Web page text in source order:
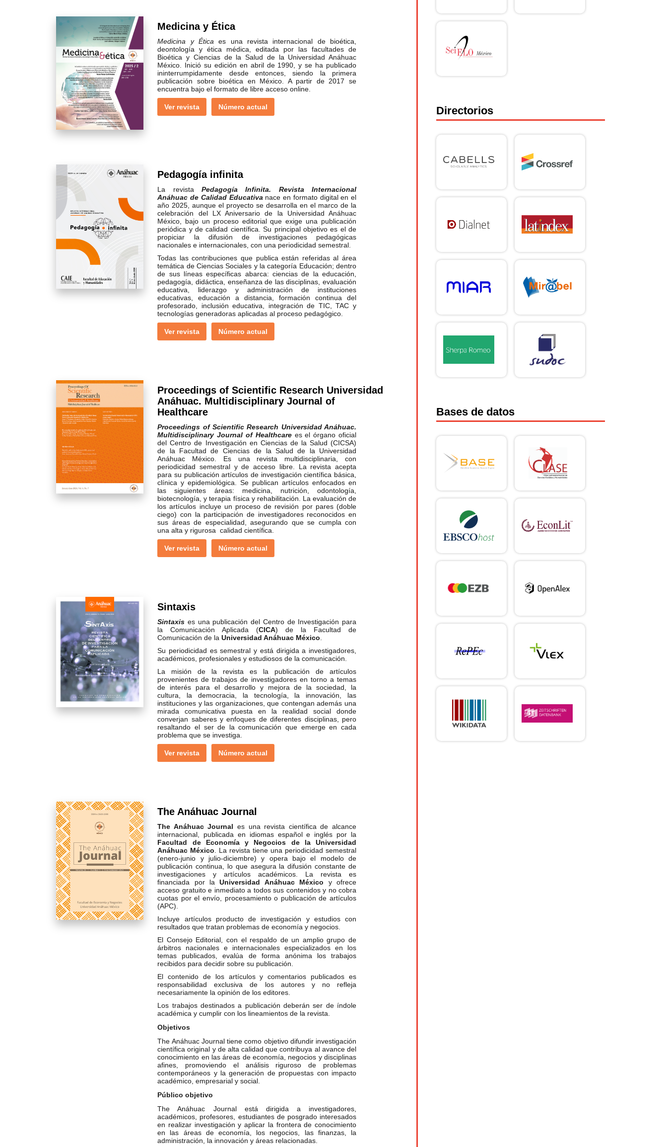
Medicina y Ética
Medicina y Ética es una revista internacional de bioética,
deontología y ética médica, editada por las facultades de
Bioética y Ciencias de la Salud de la Universidad Anáhuac
México. Inició su edición en abril de 1990, y se ha publicado
ininterrumpidamente desde entonces, siendo la primera
publicación sobre bioética en México. A partir de 2017 se
encuentra bajo el formato de libre acceso online.
Ver revista Número actual
Pedagogía infinita
La revista Pedagogía Infinita. Revista Internacional
Anáhuac de Calidad Educativa nace en formato digital en el
año 2025, aunque el proyecto se desarrolla en el marco de la
celebración del LX Aniversario de la Universidad Anáhuac
México, bajo un proceso editorial que exige una publicación
periódica y de calidad científica. Su principal objetivo es el de
propiciar la difusión de investigaciones pedagógicas
nacionales e internacionales, con una periodicidad semestral.
Todas las contribuciones que publica están referidas al área
temática de Ciencias Sociales y la categoría Educación; dentro
de sus líneas específicas abarca: ciencias de la educación,
pedagogía, didáctica, enseñanza de las disciplinas, evaluación
educativa, liderazgo y administración de instituciones
educativas, educación a distancia, formación continua del
profesorado, inclusión educativa, integración de TIC, TAC y
tecnologías generadoras aplicadas al proceso pedagógico.
Ver revista Número actual
Proceedings of Scientific Research Universidad
Anáhuac. Multidisciplinary Journal of
Healthcare
Proceedings of Scientific Research Universidad Anáhuac.
Multidisciplinary Journal of Healthcare es el órgano oficial
del Centro de Investigación en Ciencias de la Salud (CICSA)
de la Facultad de Ciencias de la Salud de la Universidad
Anáhuac México. Es una revista multidisciplinaria, con
periodicidad semestral y de acceso libre. La revista acepta
para su publicación artículos de investigación científica básica,
clínica y epidemiológica. Se publican artículos enfocados en
las siguientes áreas: medicina, nutrición, odontología,
biotecnología, y terapia física y rehabilitación. La evaluación de
los artículos incluye un proceso de revisión por pares (doble
ciego) con la participación de investigadores reconocidos en
sus áreas de especialidad, asegurando que se cumpla con
una alta y rigurosa calidad científica.
Ver revista Número actual
Sintaxis
Sintaxis es una publicación del Centro de Investigación para
la Comunicación Aplicada (CICA) de la Facultad de
Comunicación de laUniversidad Anáhuac México
Su periodicidad es semestral y está dirigida a investigadores,
académicos, profesionales y estudiosos de la comunicación.
La misión de la revista es la publicación de artículos
provenientes de trabajos de investigadores en torno a temas
de interés para el desarrollo y mejora de la sociedad, la
cultura, la democracia, la tecnología, la innovación, las
instituciones y las organizaciones, que contengan además una
mirada comunicativa puesta en la realidad social donde
converjan saberes y enfoques de diferentes disciplinas, pero
resaltando el ser de la comunicación que emerge en cada
problema que se investiga.
Ver revista Número actual
The Anáhuac Journal
The Anáhuac Journal es una revista científica de alcance
internacional, publicada en idiomas español e inglés por la
Facultad de Economía y Negocios de la Universidad
Anáhuac México . La revista tiene una periodicidad semestral
(enero-junio y julio-diciembre) y opera bajo el modelo de
publicación continua, lo que asegura la difusión constante de
investigaciones y artículos académicos. La revista es
financiada por laUniversidad Anáhuac México y ofrece
acceso gratuito e inmediato a todos sus contenidos y no cobra
cuotas por el envío, procesamiento o publicación de artículos
(APC).
Incluye artículos producto de investigación y estudios con
resultados que tratan problemas de economía y negocios.
El Consejo Editorial, con el respaldo de un amplio grupo de
árbitros nacionales e internacionales especializados en los
temas publicados, evalúa de forma anónima los trabajos
recibidos para decidir sobre su publicación.
El contenido de los artículos y comentarios publicados es
responsabilidad exclusiva de los autores y no refleja
necesariamente la opinión de los editores.
Los trabajos destinados a publicación deberán ser de índole
académica y cumplir con los lineamientos de la revista.
Objetivos
The Anáhuac Journal tiene como objetivo difundir investigación
científica original y de alta calidad que contribuya al avance del
conocimiento en las áreas de economía, negocios y disciplinas
afines, promoviendo el análisis riguroso de problemas
contemporáneos y la generación de propuestas con impacto
académico, empresarial y social.
Público objetivo
The Anáhuac Journal está dirigida a investigadores,
académicos, profesores, estudiantes de posgrado interesados
en realizar investigación y aplicar la frontera de conocimiento
en las áreas de economía, los negocios, las finanzas, la
administración, la innovación y áreas relacionadas.
Directorios
Bases de datos